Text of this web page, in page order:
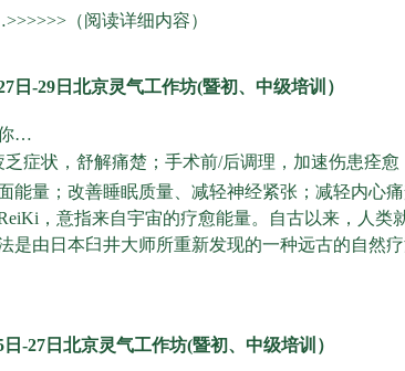
（阅读详细内容）
日-29日北京灵气工作坊(暨初、中级培训）
…
乏症状，舒解痛楚；手术前/后调理，加速伤患痊
能量；改善睡眠质量、减轻神经紧张；减轻内心
，意指来自宇宙的疗愈能量。自古以来，人
是由日本臼井大师所重新发现的一种远古的自然疗
日-27日北京灵气工作坊(暨初、中级培训）